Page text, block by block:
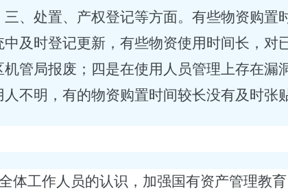
、处置、产权登记等方面。有些物资购置
及时登记更新，有些物资使用时间长，对
管局报废；四是在使用人员管理上存在漏
不明，有的物资购置时间较长没有及时张
体工作人员的认识，加强国有资产管理教